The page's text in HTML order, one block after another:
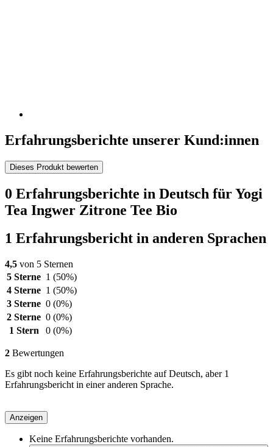
Erfahrungsberichte unserer Kund:innen
Dieses Produkt bewerten
0 Erfahrungsberichte in Deutsch für Yogi
Tea Ingwer Zitrone Tee Bio
1 Erfahrungsbericht in anderen Sprachen
4,5 von 5 Sternen
5 Sterne 1 (50%)
4 Sterne 1 (50%)
3 Sterne 0 (0%)
2 Sterne 0 (0%)
1 Stern
0 (0%)
2 Bewertungen
Es gibt noch keine Erfahrungsberichte auf Deutsch, aber 1
Erfahrungsbericht in einer anderen Sprache.
Anzeigen
Keine Erfahrungsberichte vorhanden.